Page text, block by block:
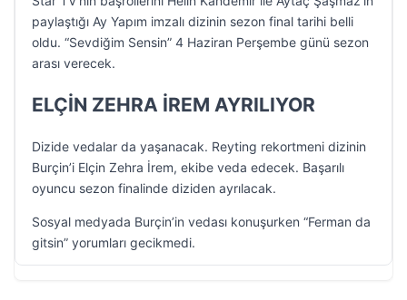
paylaştığı Ay Yapım imzalı dizinin sezon final tarihi belli
oldu. “Sevdiğim Sensin” 4 Haziran Perşembe günü sezon
arası verecek.
ELÇİN ZEHRA İREM AYRILIYOR
Dizide vedalar da yaşanacak. Reyting rekortmeni dizinin
Burçin’i Elçin Zehra İrem, ekibe veda edecek. Başarılı
oyuncu sezon finalinde diziden ayrılacak.
Sosyal medyada Burçin’in vedası konuşurken “Ferman da
gitsin” yorumları gecikmedi.